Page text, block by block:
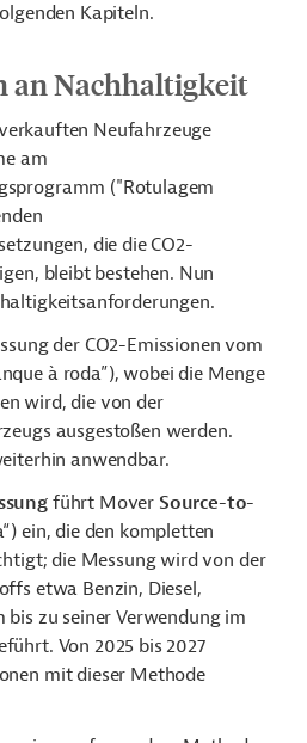
Kapiteln.
an Nachhaltigkeit
Neufahrzeuge
am
("Rotulagem
die die CO2-
bleibt bestehen. Nun
der CO2-Emissionen vom
à roda”), wobei die Menge
wird, die von der
ausgestoßen werden.
anwendbar.
führt Mover Source-to-
ein, die den kompletten
die Messung wird von der
etwa Benzin, Diesel,
zu seiner Verwendung im
Von 2025 bis 2027
mit dieser Methode